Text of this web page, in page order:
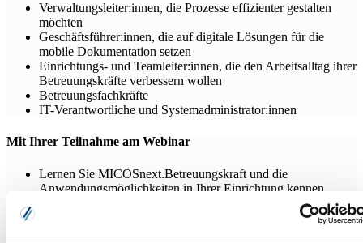
Verwaltungsleiter:innen, die Prozesse effizienter gestalten
möchten
Geschäftsführer:innen, die auf digitale Lösungen für die
mobile Dokumentation setzen
Einrichtungs- und Teamleiter:innen, die den Arbeitsalltag ihrer
Betreuungskräfte verbessern wollen
Betreuungsfachkräfte
IT-Verantwortliche und Systemadministrator:innen
Mit Ihrer Teilnahme am Webinar
Lernen Sie MICOSnext.Betreuungskraft und die
Anwendungsmöglichkeiten in Ihrer Einrichtung kennen.
Schaffen Sie sich eine fundierte Grundlage, um zu beurteilen,